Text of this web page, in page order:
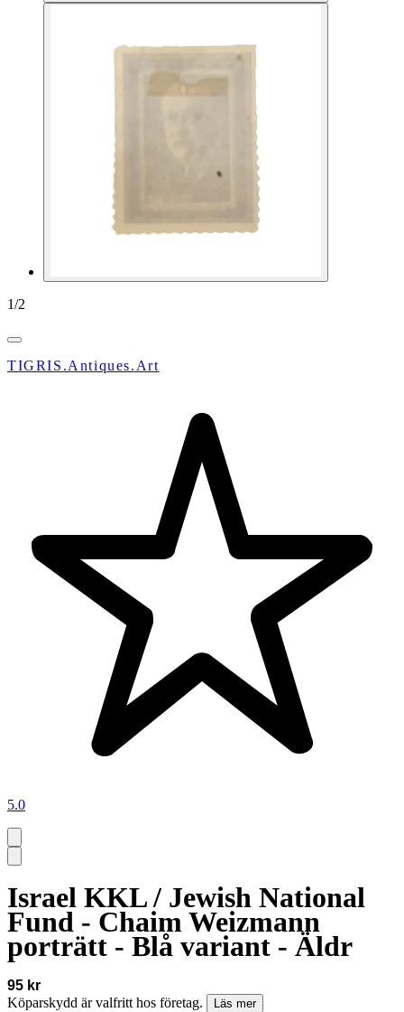
1/2
TIGRIS.Antiques.Art
5.0
Israel KKL / Jewish National
Fund - Chaim Weizmann
porträtt - Blå variant - Äldr
95 kr
Köparskydd är valfritt hos företag.
Läs mer